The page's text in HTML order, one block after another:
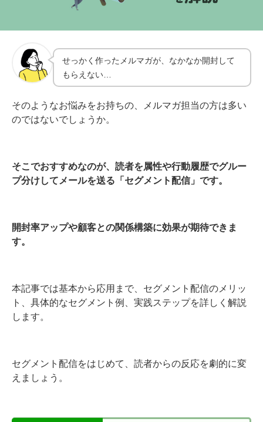
せっかく作ったメルマガが、なかなか開封して
もらえない…
そのようなお悩みをお持ちの、メルマガ担当の方は多い
のではないでしょうか。
そこでおすすめなのが、読者を属性や行動履歴でグルー
プ分けしてメールを送る「セグメント配信」です。
開封率アップや顧客との関係構築に効果が期待できま
す。
本記事では基本から応用まで、セグメント配信のメリッ
ト、具体的なセグメント例、実践ステップを詳しく解説
します。
セグメント配信をはじめて、読者からの反応を劇的に変
えましょう。